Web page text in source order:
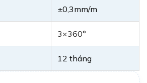
±0,3mm/m
3×360°
12 tháng